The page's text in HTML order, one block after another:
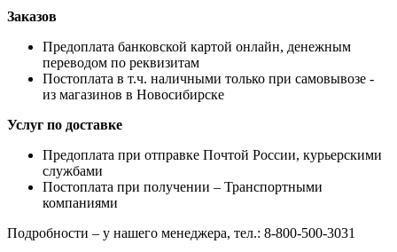
Заказов
Предоплата банковской картой онлайн, денежным
переводом по реквизитам
Постоплата в т.ч. наличными только при самовывозе -
из магазинов в Новосибирске
Услуг по доставке
Предоплата при отправке Почтой России, курьерскими
службами
Постоплата при получении – Транспортными
компаниями
Подробности – у нашего менеджера, тел.: 8-800-500-3031